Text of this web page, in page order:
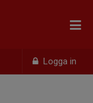
Logga in